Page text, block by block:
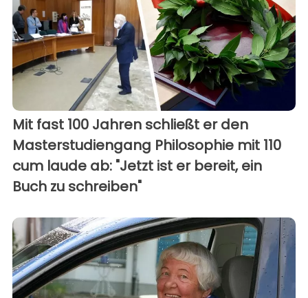
Mit fast 100 Jahren schließt er den
Masterstudiengang Philosophie mit 110
cum laude ab: "Jetzt ist er bereit, ein
Buch zu schreiben"